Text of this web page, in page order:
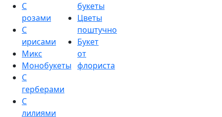
С
розами
С
ирисами
Микс
Монобукеты
С
герберами
С
лилиями
букеты
Цветы
поштучно
Букет
от
флориста